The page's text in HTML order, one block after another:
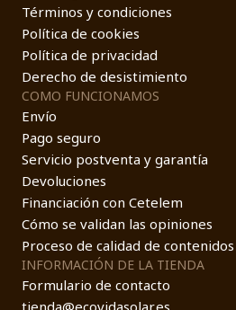
Términos y condiciones
Política de cookies
Política de privacidad
Derecho de desistimiento
COMO FUNCIONAMOS
Envío
Pago seguro
Servicio postventa y garantía
Devoluciones
Financiación con Cetelem
Cómo se validan las opiniones
Proceso de calidad de contenidos
INFORMACIÓN DE LA TIENDA
Formulario de contacto
tienda@ecovidasolar.es